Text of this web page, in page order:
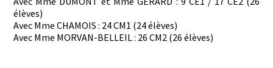
élèves)
Avec Mme CHAMOIS : 24 CM1 (24 élèves)
Avec Mme MORVAN-BELLEIL : 26 CM2 (26 élèves)